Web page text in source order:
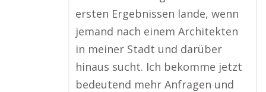
ersten Ergebnissen lande, wenn
jemand nach einem Architekten
in meiner Stadt und darüber
hinaus sucht. Ich bekomme jetzt
bedeutend mehr Anfragen und